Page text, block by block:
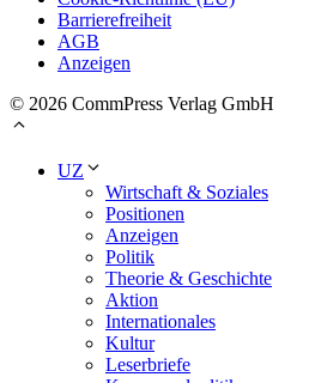
Barrierefreiheit
AGB
Anzeigen
© 2026 CommPress Verlag GmbH
UZ
Wirtschaft & Soziales
Positionen
Anzeigen
Politik
Theorie & Geschichte
Aktion
Internationales
Kultur
Leserbriefe